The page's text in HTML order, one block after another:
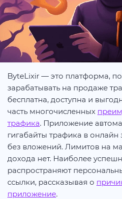
ByteLixir — это платформа,
зарабатывать на продаже
бесплатна, доступна и
часть многочисленных
трафика. Приложение
гигабайты трафика в онлайн
без вложений. Лимитов на
дохода нет. Наиболее
распространяют
ссылки, рассказывая о
приложение.